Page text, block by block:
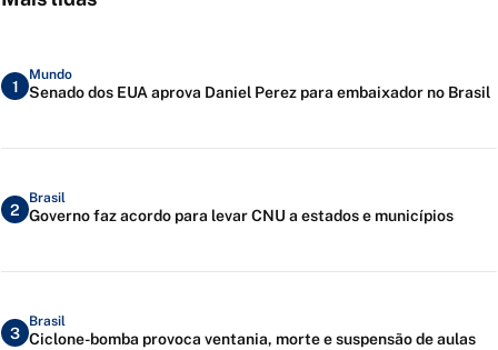
1
Mundo
Senado dos EUA aprova Daniel Perez para embaixador no Brasil
2
Brasil
Governo faz acordo para levar CNU a estados e municípios
3
Brasil
Ciclone-bomba provoca ventania, morte e suspensão de aulas